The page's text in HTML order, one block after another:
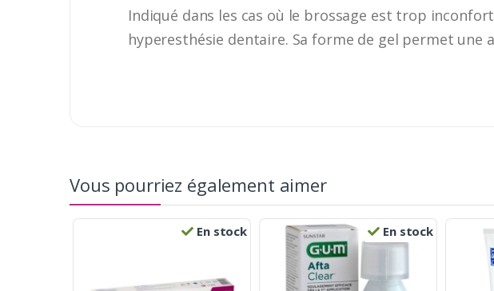
Indiqué dans les cas où le brossage est trop
hyperesthésie dentaire. Sa forme de gel permet une
Vous pourriez également aimer
En stock En stock